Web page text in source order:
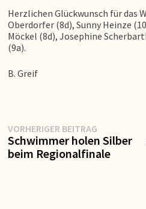
Herzlichen Glückwunsch für das
Oberdorfer (8d), Sunny Heinze
Möckel (8d), Josephine
(9a).
B. Greif
Beitragsnavigation
VORHERIGER BEITRAG
Beitrag:
Schwimmer holen Silber
beim Regionalfinale